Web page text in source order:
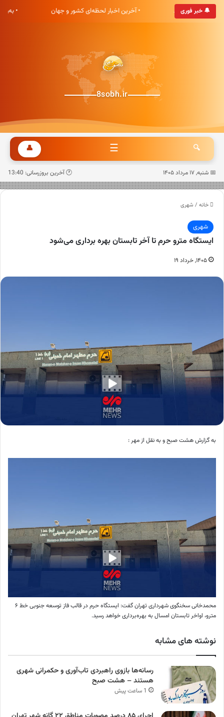
🔔 خبر فوری
صبح خوش آمدید • آخرین اخبار لحظه‌ای کشور و جهان •
8sobh.ir
🔍
☰
👤
📅 شنبه, ۱۷ مرداد ۱۴۰۵ 🕐 آخرین بروزرسانی: 13:40
خانه / شهری
شهری
ایستگاه مترو حرم تا آخر تابستان بهره برداری می‌شود
۱۴۰۵, خرداد ۱۹
به گزارش هشت صبح و به نقل از مهر :
محمدخانی سخنگوی شهرداری تهران گفت: ایستگاه حرم در قالب فاز توسعه جنوبی خط ۶
مترو، اواخر تابستان امسال به بهره‌برداری خواهد رسید.
نوشته های مشابه
رسانه‌ها بازوی راهبردی تاب‌آوری و حکمرانی شهری
هستند – هشت صبح
1 ساعت پیش